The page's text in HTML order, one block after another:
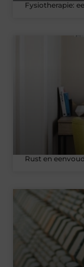
Fysiotherapie:
Rust en